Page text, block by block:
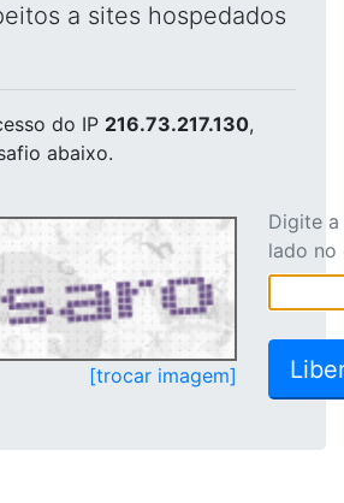
a sites hospedados
do IP 216.73.217.130,
abaixo.
[trocar imagem]
Digite
lado no